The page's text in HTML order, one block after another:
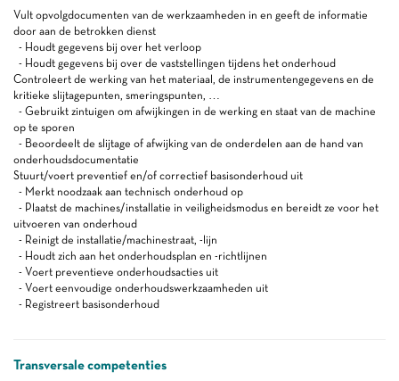
Vult opvolgdocumenten van de werkzaamheden in en geeft de informatie
door aan de betrokken dienst
- Houdt gegevens bij over het verloop
- Houdt gegevens bij over de vaststellingen tijdens het onderhoud
Controleert de werking van het materiaal, de instrumentengegevens en de
kritieke slijtagepunten, smeringspunten, …
- Gebruikt zintuigen om afwijkingen in de werking en staat van de machine
op te sporen
- Beoordeelt de slijtage of afwijking van de onderdelen aan de hand van
onderhoudsdocumentatie
Stuurt/voert preventief en/of correctief basisonderhoud uit
- Merkt noodzaak aan technisch onderhoud op
- Plaatst de machines/installatie in veiligheidsmodus en bereidt ze voor het
uitvoeren van onderhoud
- Reinigt de installatie/machinestraat, -lijn
- Houdt zich aan het onderhoudsplan en -richtlijnen
- Voert preventieve onderhoudsacties uit
- Voert eenvoudige onderhoudswerkzaamheden uit
- Registreert basisonderhoud
Transversale competenties